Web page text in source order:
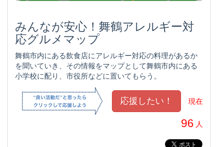
みんなが安心！舞鶴アレルギー対
応グルメマップ
舞鶴市内にある飲食店にアレルギー対応の料理があるか
を聞いていき、その情報をマップとして舞鶴市内にある
小学校に配り、市役所などに置いてもらう。
現在
96 人